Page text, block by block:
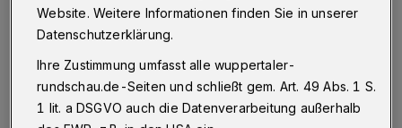
L419 in der jetzigen Form nicht mehr. Laut der
CDU sei das Populismus.
Das kann so sein, muss es aber nicht. Es kann
auch andere Gründe geben. Das ganze Leben
Website. Weitere Informationen finden Sie in unserer
Datenschutzerklärung.
Ihre Zustimmung umfasst alle wuppertaler-
rundschau.de-Seiten und schließt gem. Art. 49 Abs. 1 S.
1 lit. a DSGVO auch die Datenverarbeitung außerhalb